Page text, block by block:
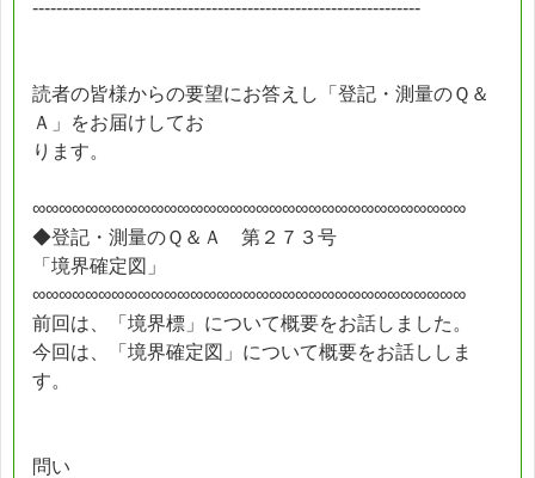
-----------------------------------------------------------------
読者の皆様からの要望にお答えし「登記・測量のＱ＆
Ａ」をお届けしてお
ります。
∞∞∞∞∞∞∞∞∞∞∞∞∞∞∞∞∞∞∞∞∞∞∞∞∞∞∞∞∞∞∞∞∞
◆登記・測量のＱ＆Ａ 第２７３号
「境界確定図」
∞∞∞∞∞∞∞∞∞∞∞∞∞∞∞∞∞∞∞∞∞∞∞∞∞∞∞∞∞∞∞∞∞
前回は、「境界標」について概要をお話しました。
今回は、「境界確定図」について概要をお話ししま
す。
問い